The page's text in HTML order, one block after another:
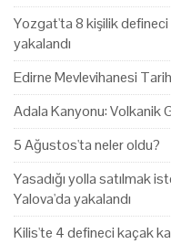
Yozgat'ta 8 kişilik defineci
yakalandı
Edirne Mevlevihanesi
Adala Kanyonu: Volkanik
5 Ağustos'ta neler oldu?
Yasadığı yolla satılmak
Yalova'da yakalandı
Kilis'te 4 defineci kaçak